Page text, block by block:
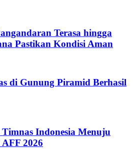
Terasa hingga
Pastikan Kondisi Aman
di Gunung Piramid Berhasil
Indonesia Menuju
2026